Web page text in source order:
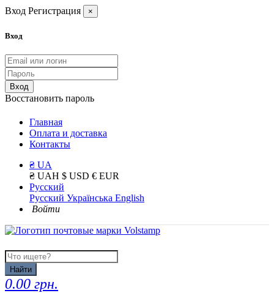
Вход Регистрация ×
Вход
Вход
Восстановить пароль
Главная
Оплата и доставка
Контакты
₴ UA
₴ UAH $ USD € EUR
Русский
Русский Українська English
Войти
Найти
0.00 грн.